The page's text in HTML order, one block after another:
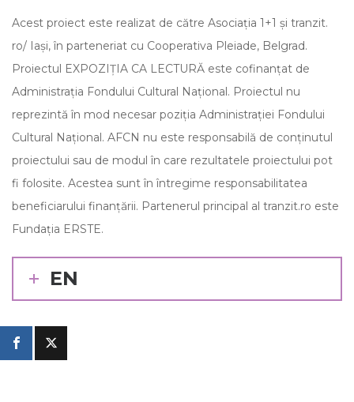
Acest proiect este realizat de către Asociația 1+1 și tranzit.
ro/ Iași, în parteneriat cu Cooperativa Pleiade, Belgrad.
Proiectul EXPOZIȚIA CA LECTURĂ este cofinanțat de
Administrația Fondului Cultural Național. Proiectul nu
reprezintă în mod necesar poziția Administrației Fondului
Cultural Național. AFCN nu este responsabilă de conținutul
proiectului sau de modul în care rezultatele proiectului pot
fi folosite. Acestea sunt în întregime responsabilitatea
beneficiarului finanțării. Partenerul principal al tranzit.ro este
Fundația ERSTE.
EN